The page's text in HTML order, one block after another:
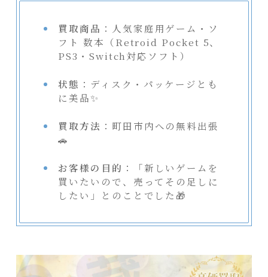
買取商品 ：人気家庭用ゲーム・ソ
フト 数本（Retroid Pocket 5、
PS3・Switch対応ソフト）
状態 ：ディスク・パッケージとも
に美品✨
買取方法 ：町田市内への無料出張
🚗
お客様の目的 ：「新しいゲームを
買いたいので、売ってその足しに
したい」とのことでした🎁